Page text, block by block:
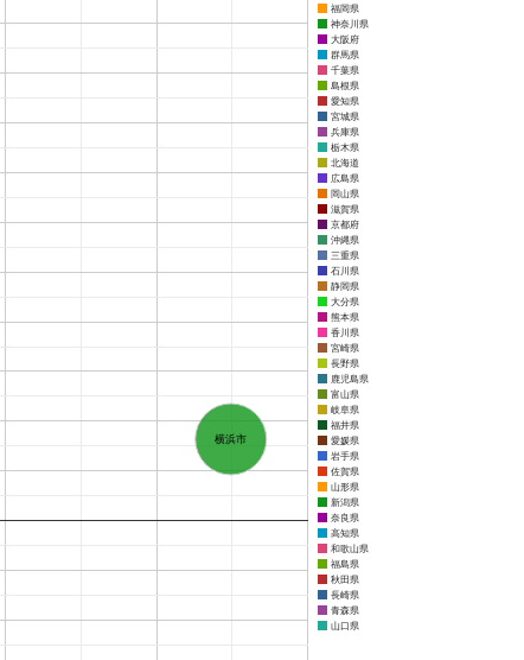
福岡県
神奈川県
大阪府
群馬県
千葉県
島根県
愛知県
宮城県
兵庫県
栃木県
北海道
広島県
岡山県
滋賀県
京都府
沖縄県
三重県
石川県
静岡県
大分県
熊本県
香川県
宮崎県
長野県
鹿児島県
富山県
岐阜県
福井県
愛媛県
岩手県
佐賀県
山形県
新潟県
奈良県
高知県
和歌山県
福島県
秋田県
長崎県
青森県
山口県
横浜市